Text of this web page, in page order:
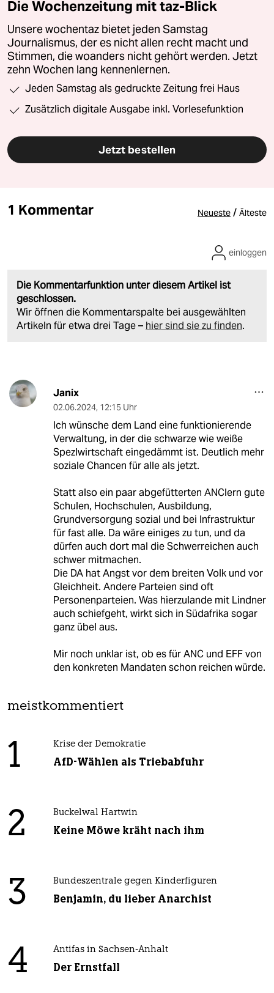
Die Wochenzeitung mit taz-Blick
Unsere wochentaz bietet jeden Samstag
Journalismus, der es nicht allen recht macht und
Stimmen, die woanders nicht gehört werden. Jetzt
zehn Wochen lang kennenlernen.
Jeden Samstag als gedruckte Zeitung frei Haus
Zusätzlich digitale Ausgabe inkl. Vorlesefunktion
Jetzt bestellen
1 Kommentar Neueste / Älteste
Die Kommentarfunktion unter diesem Artikel ist
geschlossen.
Wir öffnen die Kommentarspalte bei ausgewählten
Artikeln für etwa drei Tage – hier sind sie zu finden.
einloggen
Janix
02.06.2024, 12:15 Uhr
Ich wünsche dem Land eine funktionierende
Verwaltung, in der die schwarze wie weiße
Spezlwirtschaft eingedämmt ist. Deutlich mehr
soziale Chancen für alle als jetzt.
Statt also ein paar abgefütterten ANClern gute
Schulen, Hochschulen, Ausbildung,
Grundversorgung sozial und bei Infrastruktur
für fast alle. Da wäre einiges zu tun, und da
dürfen auch dort mal die Schwerreichen auch
schwer mitmachen.
Die DA hat Angst vor dem breiten Volk und vor
Gleichheit. Andere Parteien sind oft
Personenparteien. Was hierzulande mit Lindner
auch schiefgeht, wirkt sich in Südafrika sogar
ganz übel aus.
Mir noch unklar ist, ob es für ANC und EFF von
den konkreten Mandaten schon reichen würde.
meistkommentiert
1 Krise der Demokratie
AfD-Wählen als Triebabfuhr
2 Buckelwal Hartwin
Keine Möwe kräht nach ihm
3 Bundeszentrale gegen Kinderfiguren
Benjamin, du lieber Anarchist
4 Antifas in Sachsen-Anhalt
Der Ernstfall